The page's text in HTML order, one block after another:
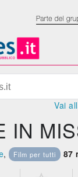
Vai
IN
, Film per tutti 87